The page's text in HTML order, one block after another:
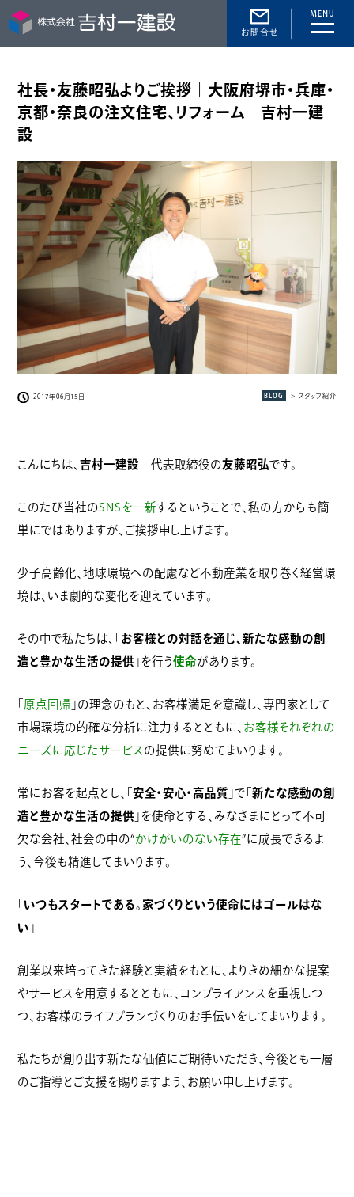
toggle
社長・友藤昭弘よりご挨拶｜大阪府堺市・兵庫・
京都・奈良の注文住宅、リフォーム 吉村一建
設
2017年06月15日 BLOG > スタッフ紹介
こんにちは、吉村一建設 代表取締役の友藤昭弘です。
このたび当社のSNSを一新するということで、私の方からも簡
単にではありますが、ご挨拶申し上げます。
少子高齢化、地球環境への配慮など不動産業を取り巻く経営環
境は、いま劇的な変化を迎えています。
その中で私たちは、「 お客様との対話を通じ、新たな感動の創
造と豊かな生活の提供 」を行う使命があります。
原点回帰 」の理念のもと、お客様満足を意識し、専門家として
市場環境の的確な分析に注力するとともに、 お客様それぞれの
ニーズに応じたサービス の提供に努めてまいります。
常にお客を起点とし、「安全・安心・高品質 」で「新たな感動の創
造と豊かな生活の提供 」を使命とする、みなさまにとって不可
欠な会社、社会の中の“かけがいのない存在”に成長できるよ
う、今後も精進してまいります。
いつもスタートである。家づくりという使命にはゴールはな
い 」
創業以来培ってきた経験と実績をもとに、よりきめ細かな提案
やサービスを用意するとともに、コンプライアンスを重視しつ
つ、お客様のライフプランづくりのお手伝いをしてまいります。
私たちが創り出す新たな価値にご期待いただき、今後とも一層
のご指導とご支援を賜りますよう、お願い申し上げます。